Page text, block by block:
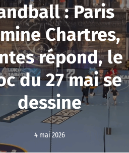
: Paris
Chartres,
répond, le
du 27 mai se
dessine
4 mai 2026